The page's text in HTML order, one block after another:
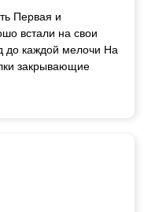
Первая и
встали на свои
до каждой мелочи На
закрывающие